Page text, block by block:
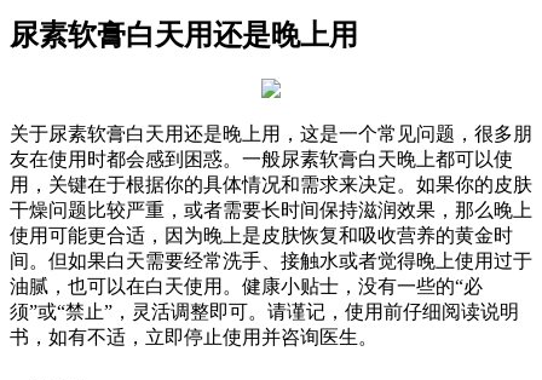
尿素软膏白天用还是晚上用
关于尿素软膏白天用还是晚上用，这是一个常见问题，很多朋
友在使用时都会感到困惑。一般尿素软膏白天晚上都可以使
用，关键在于根据你的具体情况和需求来决定。如果你的皮肤
干燥问题比较严重，或者需要长时间保持滋润效果，那么晚上
使用可能更合适，因为晚上是皮肤恢复和吸收营养的黄金时
间。但如果白天需要经常洗手、接触水或者觉得晚上使用过于
油腻，也可以在白天使用。健康小贴士，没有一些的“必
须”或“禁止”，灵活调整即可。请谨记，使用前仔细阅读说明
书，如有不适，立即停止使用并咨询医生。